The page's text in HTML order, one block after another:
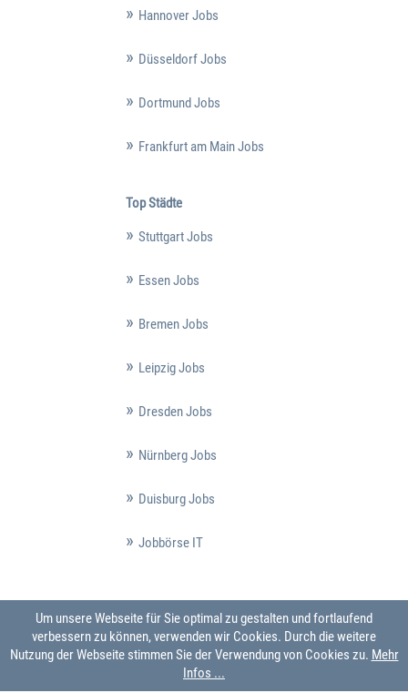
Hannover Jobs
Düsseldorf Jobs
Dortmund Jobs
Frankfurt am Main Jobs
Top Städte
Stuttgart Jobs
Essen Jobs
Bremen Jobs
Leipzig Jobs
Dresden Jobs
Nürnberg Jobs
Duisburg Jobs
Jobbörse IT
Um unsere Webseite für Sie optimal zu gestalten und fortlaufend
verbessern zu können, verwenden wir Cookies. Durch die weitere
Nutzung der Webseite stimmen Sie der Verwendung von Cookies zu. Mehr
Infos ...